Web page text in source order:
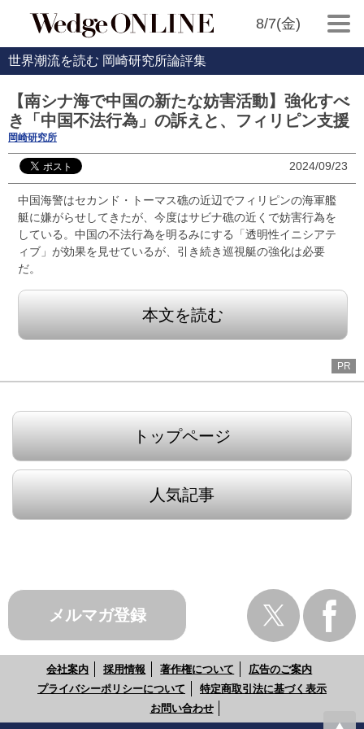
8/7(金)
世界潮流を読む 岡崎研究所論評集
【南シナ海で中国の新たな妨害活動】強化すべ
き「中国不法行為」の訴えと、フィリピン支援
岡崎研究所
2024/09/23
中国海警はセカンド・トーマス礁の近辺でフィリピンの海軍艦
艇に嫌がらせしてきたが、今度はサビナ礁の近くで妨害行為を
している。中国の不法行為を明るみにする「透明性イニシアテ
ィブ」が効果を見せているが、引き続き巡視艇の強化は必要
だ。
本文を読む
PR
トップページ
人気記事
メルマガ登録
会社案内 採用情報 著作権について
広告のご案内
プライバシーポリシーについて
特定商取引法に基づく表示
お問い合わせ